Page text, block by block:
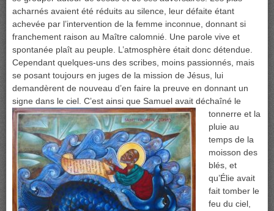
acharnés avaient été réduits au silence, leur défaite étant
achevée par l’intervention de la femme inconnue, donnant si
franchement raison au Maître calomnié. Une parole vive et
spontanée plaît au peuple. L’atmosphère était donc détendue.
Cependant quelques-uns des scribes, moins passionnés, mais
se posant toujours en juges de la mission de Jésus, lui
demandèrent de nouveau d’en faire la preuve en donnant un
signe dans le ciel. C’est ainsi que Samuel avait déchaîné le
tonnerre et la
pluie au
temps de la
moisson des
blés, et
qu’Élie avait
fait tomber le
feu du ciel,